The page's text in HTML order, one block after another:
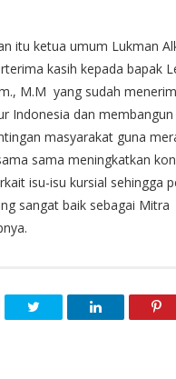
itu ketua umum Lukman
kasih kepada bapak
M.M yang sudah
Indonesia dan
masyarakat guna
sama meningkatkan
isu-isu kursial sehingga
sangat baik sebagai Mitra